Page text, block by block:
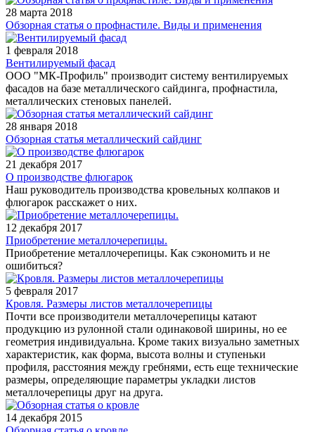
28 марта 2018
Обзорная статья о профнастиле. Виды и применения
1 февраля 2018
Вентилируемый фасад
ООО "МК-Профиль" производит систему вентилируемых
фасадов на базе металлического сайдинга, профнастила,
металлических стеновых панелей.
28 января 2018
Обзорная статья металлический сайдинг
21 декабря 2017
О производстве флюгарок
Наш руководитель производства кровельных колпаков и
флюгарок расскажет о них.
12 декабря 2017
Приобретение металлочерепицы.
Приобретение металлочерепицы. Как сэкономить и не
ошибиться?
5 февраля 2017
Кровля. Размеры листов металлочерепицы
Почти все производители металлочерепицы катают
продукцию из рулонной стали одинаковой ширины, но ее
геометрия индивидуальна. Кроме таких визуально заметных
характеристик, как форма, высота волны и ступеньки
профиля, расстояния между гребнями, есть еще технические
размеры, определяющие параметры укладки листов
металлочерепицы друг на друга.
14 декабря 2015